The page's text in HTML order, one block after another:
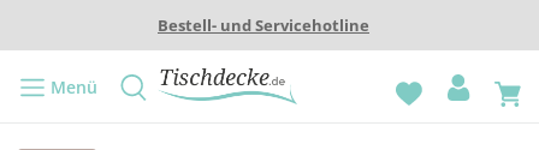
Bestell- und Servicehotline
Menü